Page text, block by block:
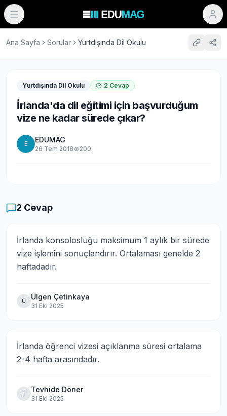
Ana Sayfa Sorular Yurtdışında Dil Okulu
Yurtdışında Dil Okulu 2 Cevap
İrlanda'da dil eğitimi için başvurduğum
vize ne kadar sürede çıkar?
E EDUMAG
26 Tem 2018 200
2 Cevap
İrlanda konsolosluğu maksimum 1 aylık bir sürede
vize işlemini sonuçlandırır. Ortalaması genelde 2
haftadadır.
Ü Ülgen Çetinkaya
31 Eki 2025
İrlanda öğrenci vizesi açıklanma süresi ortalama
2-4 hafta arasındadır.
T Tevhide Döner
31 Eki 2025